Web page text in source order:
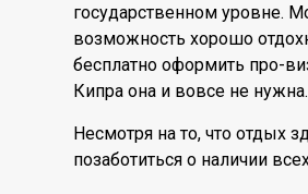
государственном уровне.
возможность хорошо
бесплатно оформить про-
Кипра она и вовсе не нужна.
Несмотря на то, что отдых
позаботиться о наличии